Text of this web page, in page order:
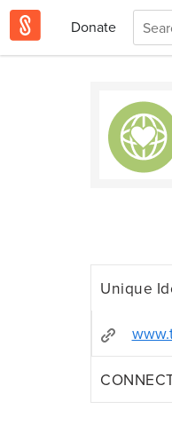
Donate
Unique